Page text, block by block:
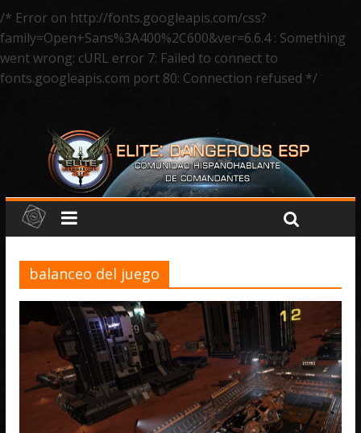
/* Error on http://fonts.googleapis.com/css?
family=Open+Sans%3A400%2C600&ver=6.6.4 : Something
went wrong: cURL error 7: Failed to connect to
fonts.googleapis.com port 80: Connection refused */
balanceo del juego